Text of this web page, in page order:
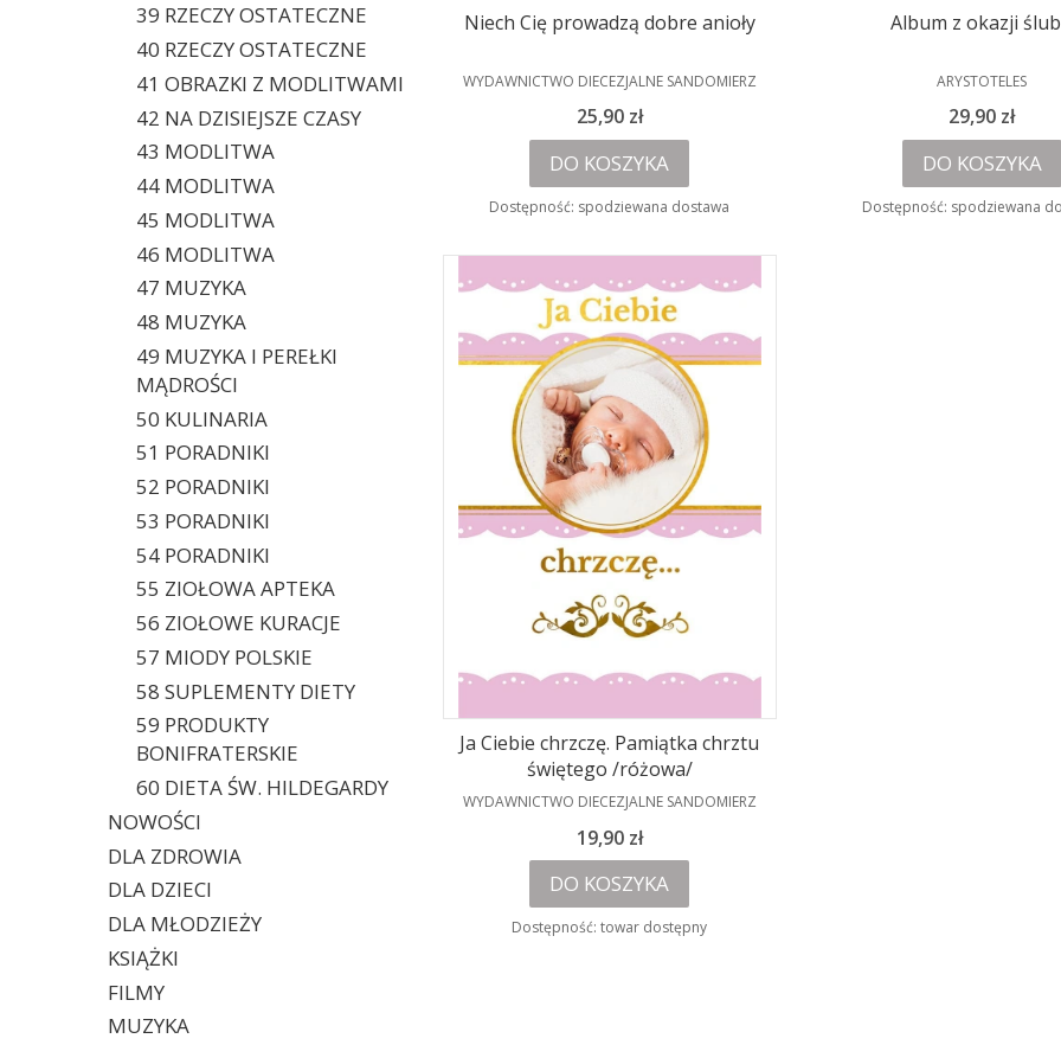
39 RZECZY OSTATECZNE
40 RZECZY OSTATECZNE
41 OBRAZKI Z MODLITWAMI
42 NA DZISIEJSZE CZASY
43 MODLITWA
44 MODLITWA
45 MODLITWA
46 MODLITWA
47 MUZYKA
48 MUZYKA
49 MUZYKA I PEREŁKI
MĄDROŚCI
50 KULINARIA
51 PORADNIKI
52 PORADNIKI
53 PORADNIKI
54 PORADNIKI
55 ZIOŁOWA APTEKA
56 ZIOŁOWE KURACJE
57 MIODY POLSKIE
58 SUPLEMENTY DIETY
59 PRODUKTY
BONIFRATERSKIE
60 DIETA ŚW. HILDEGARDY
NOWOŚCI
DLA ZDROWIA
DLA DZIECI
DLA MŁODZIEŻY
KSIĄŻKI
FILMY
MUZYKA
Niech Cię prowadzą dobre anioły
PRODUCENT
WYDAWNICTWO DIECEZJALNE SANDOMIERZ
Cena
25,90 zł
DO KOSZYKA
Dostępność: spodziewana dostawa
Album z okazji
PRODUCENT
ARYSTOTELES
Cena
29,90 zł
DO KOSZYKA
Dostępność: spodziewana
Ja Ciebie chrzczę. Pamiątka chrztu
świętego /różowa/
PRODUCENT
WYDAWNICTWO DIECEZJALNE SANDOMIERZ
Cena
19,90 zł
DO KOSZYKA
Dostępność:towar dostępny